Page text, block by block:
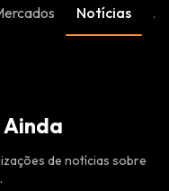
Notícias
Ainda
de notícias sobre